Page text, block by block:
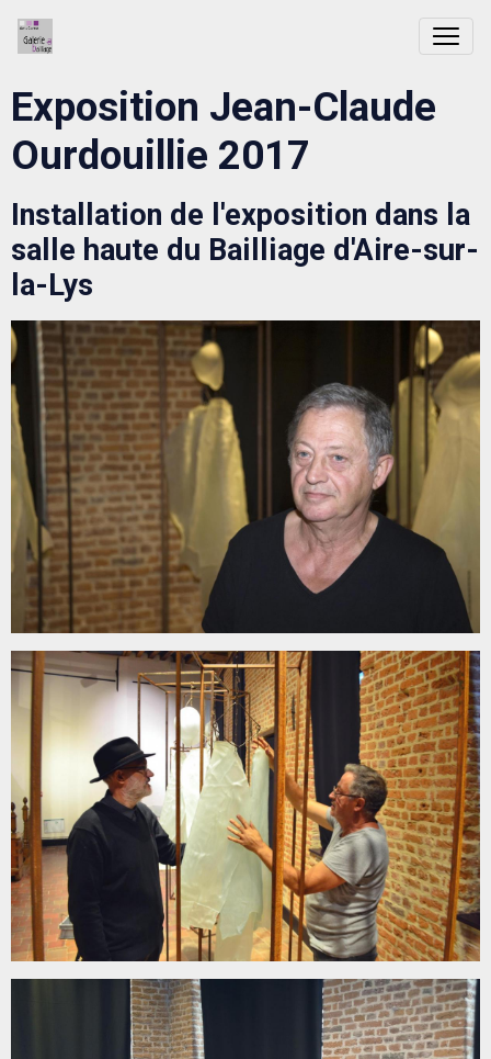
Exposition Jean-Claude
Ourdouillie 2017
Installation de l'exposition dans la
salle haute du Bailliage d'Aire-sur-
la-Lys